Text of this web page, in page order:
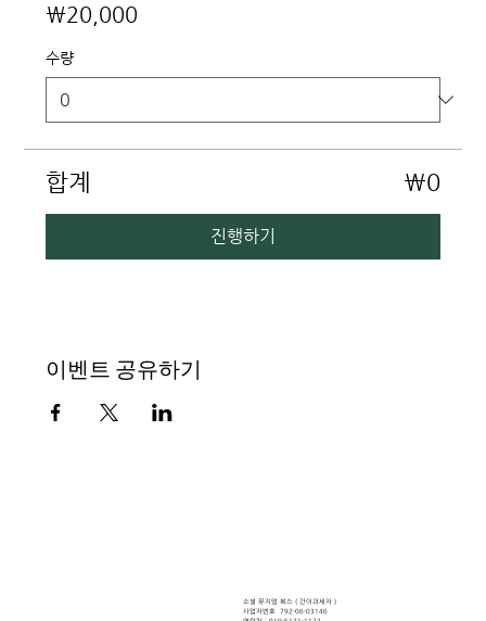
₩20,000
수량
합계 ₩0
진행하기
이벤트 공유하기
소셜 뮤지엄 북스 ( ​간이과세자 )
사업자번호 792-06-03146